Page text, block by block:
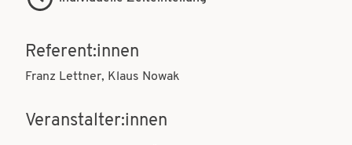
n
Referent:innen
Franz Lettner, Klaus Nowak
Veranstalter:innen